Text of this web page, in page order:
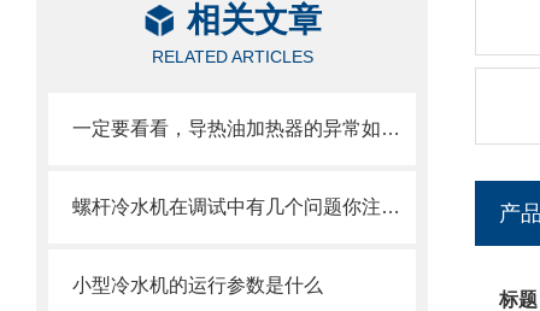
相关文章
RELATED ARTICLES
一定要看看，导热油加热器的异常如何解决
螺杆冷水机在调试中有几个问题你注意过吗？
小型冷水机的运行参数是什么
产
标